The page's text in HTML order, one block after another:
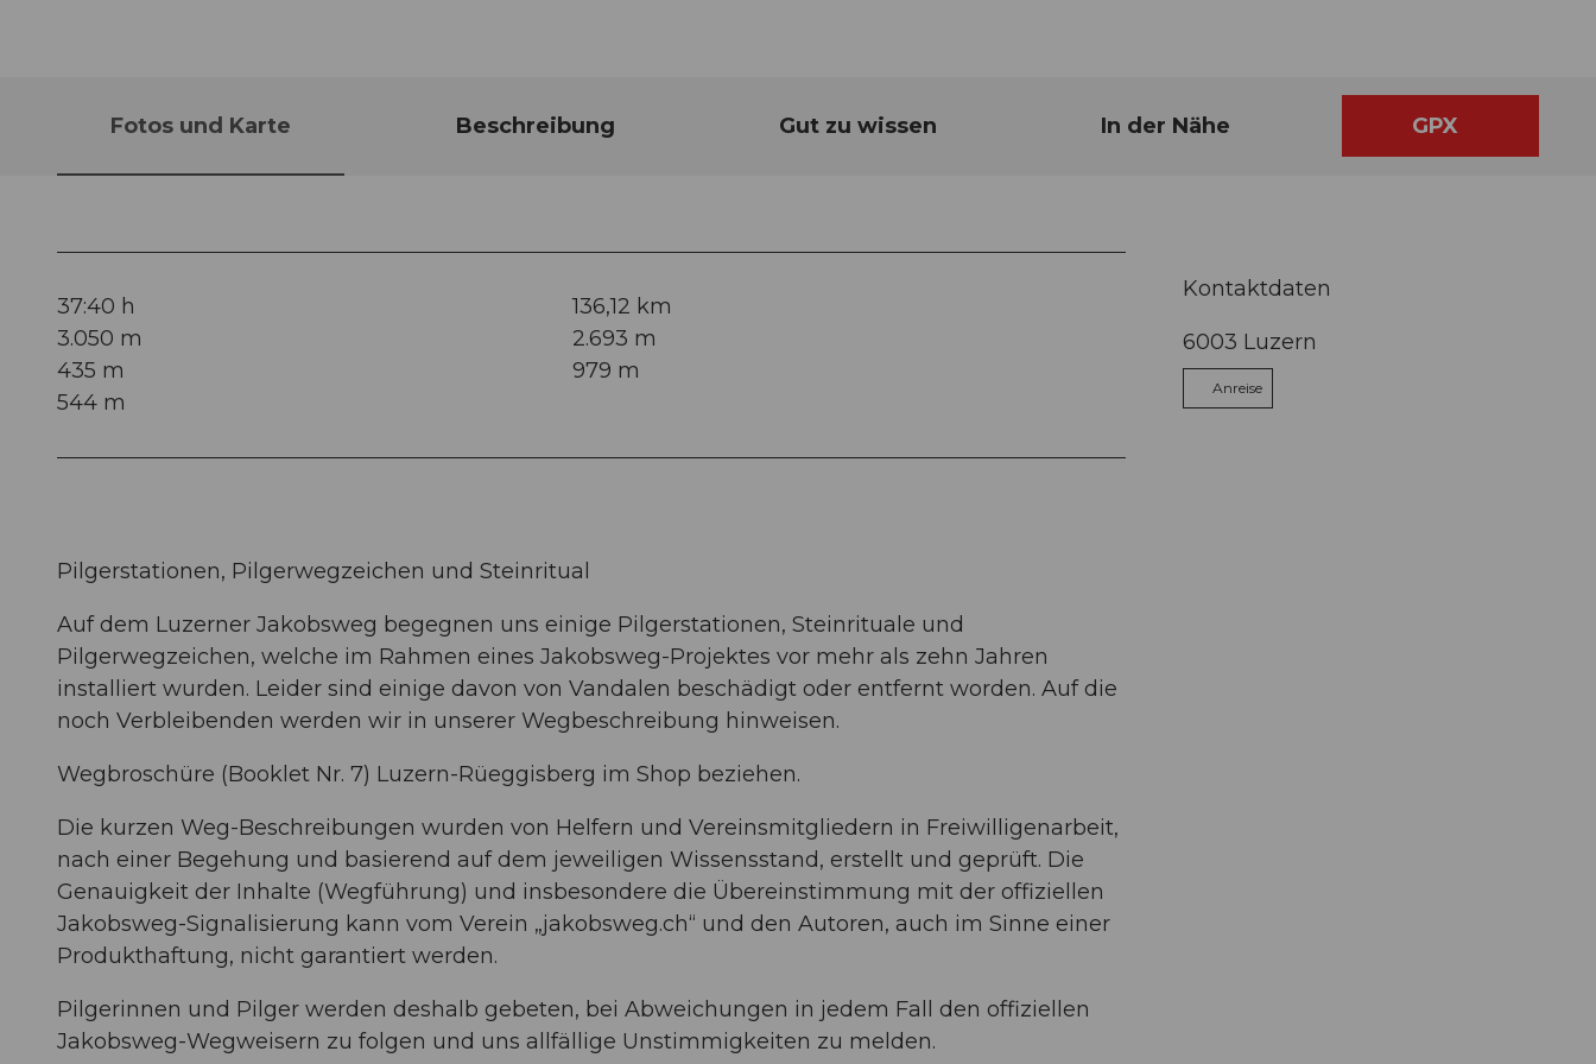
Fotos und Karte Beschreibung Gut zu wissen In der Nähe GPX
37:40 h
136,12 km
3.050 m
2.693 m
435 m
979 m
544 m
Pilgerstationen, Pilgerwegzeichen und Steinritual
Auf dem Luzerner Jakobsweg begegnen uns einige Pilgerstationen, Steinrituale und
Pilgerwegzeichen, welche im Rahmen eines Jakobsweg-Projektes vor mehr als zehn Jahren
installiert wurden. Leider sind einige davon von Vandalen beschädigt oder entfernt worden. Auf die
noch Verbleibenden werden wir in unserer Wegbeschreibung hinweisen.
Wegbroschüre (Booklet Nr. 7) Luzern-Rüeggisberg im Shop beziehen.
Die kurzen Weg-Beschreibungen wurden von Helfern und Vereinsmitgliedern in Freiwilligenarbeit,
nach einer Begehung und basierend auf dem jeweiligen Wissensstand, erstellt und geprüft. Die
Genauigkeit der Inhalte (Wegführung) und insbesondere die Übereinstimmung mit der offiziellen
Jakobsweg-Signalisierung kann vom Verein „jakobsweg.ch“ und den Autoren, auch im Sinne einer
Produkthaftung, nicht garantiert werden.
Pilgerinnen und Pilger werden deshalb gebeten, bei Abweichungen in jedem Fall den offiziellen
Jakobsweg-Wegweisern zu folgen und uns allfällige Unstimmigkeiten zu melden.
Kontaktdaten
6003 Luzern
Anreise